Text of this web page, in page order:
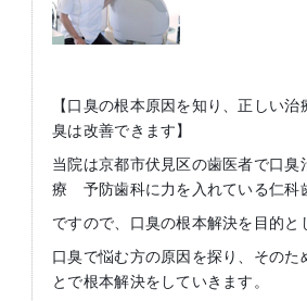
【口臭の根本原因を知り、正しい
臭は改善できます】
当院は京都市伏見区の歯医者で口
療 予防歯科に力を入れている仁科
ですので、口臭の根本解決を目的と
口臭で悩む方の原因を探り、そのた
とで根本解決をしていきます。